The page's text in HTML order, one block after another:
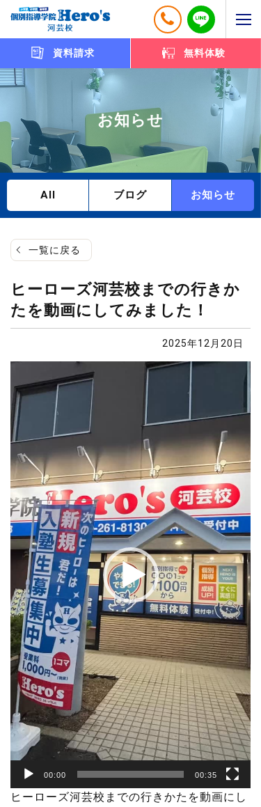
資料請求 無料体験
お知らせ
All ブログ お知らせ
一覧に戻る
ヒーローズ河芸校までの行きか
たを動画にしてみました！
2025年12月20日
画
プ
レ
ー
ヤ
ー
00:00 00:35
ヒーローズ河芸校までの行きかたを動画にし